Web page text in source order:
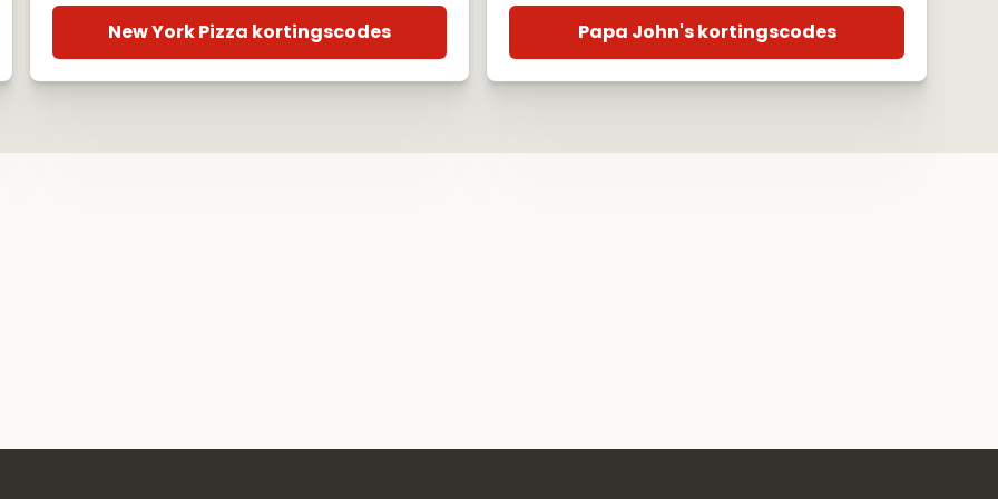
New York Pizza kortingscodes Papa John's kortingscodes